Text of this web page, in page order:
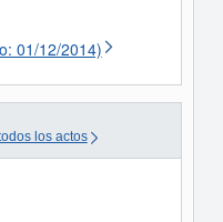
01/12/2014)
los actos